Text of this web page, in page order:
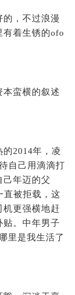
，不过浪漫
有着生锈的ofo
本蛮横的叙述
2014年，凌
自己用滴滴打
己年迈的父
直被拒载，这
更强横地赶
。中年男子
里是我生活了